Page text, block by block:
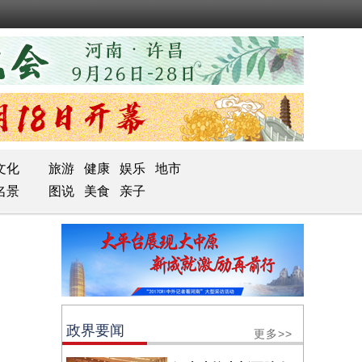
化 旅游 健康 娱乐
地市
景
图说 美食 亲子
政界要闻 更多>>